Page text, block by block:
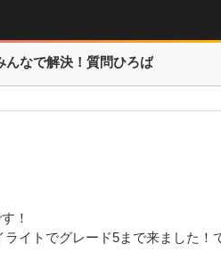
んなで解決！ 質問ひろば
！
イトでグレード5まで来ました！